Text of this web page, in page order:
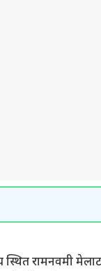
स्थित रामनवमी